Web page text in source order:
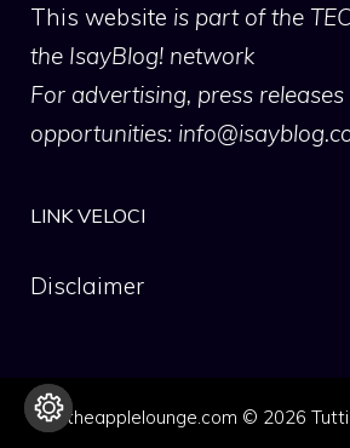
This website is part of the
the IsayBlog! network
For advertising, press
opportunities:
LINK VELOCI
Disclaimer
theapplelounge.com © 2026